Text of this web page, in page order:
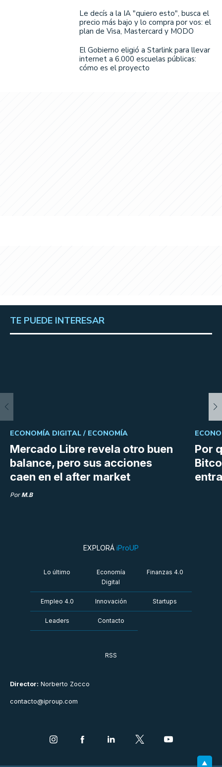
Le decís a la IA "quiero esto", busca el
precio más bajo y lo compra por vos: el
plan de Visa, Mastercard y MODO
El Gobierno eligió a Starlink para llevar
internet a 6.000 escuelas públicas:
cómo es el proyecto
TE PUEDE INTERESAR
Mercado Libre revela otro buen
balance, pero sus acciones
caen en el after market
ECONOMÍA DIGITAL / ECONOMÍA
Por M.B
Por
Director: Norberto Zocco
contacto@iproup.com
EXPLORÁ iProUP
Lo último
Economía
Digital
Finanzas 4.0
Empleo 4.0 Innovación Startups
Leaders Contacto
RSS